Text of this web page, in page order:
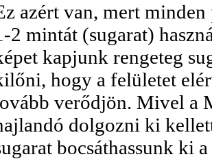
azért van, mert
2 mintát (sugarat)
kapjunk rengeteg
hogy a felületet
verődjön. Mivel a
dolgozni ki
bocsáthassunk ki